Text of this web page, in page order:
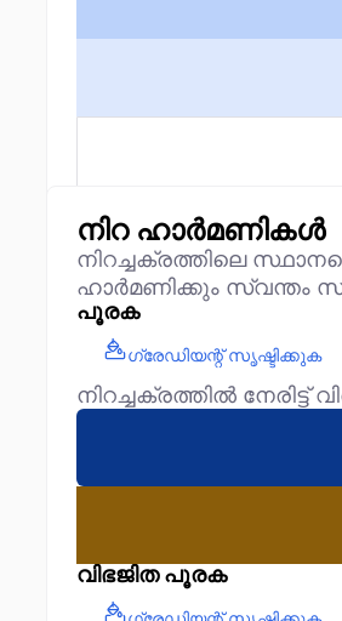
നിറ ഹാർമണികൾ
നിറച്ചക്രത്തിലെ
ഹാർമണിക്കും സ്വന്തം
പൂരക
ഗ്രേഡിയന്റ് സൃഷ്ടിക്കുക
നിറച്ചക്രത്തിൽ
വിഭജിത പൂരക